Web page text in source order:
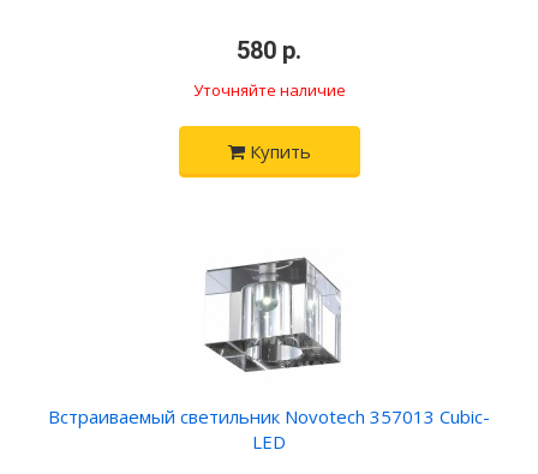
580 р.
Уточняйте наличие
Купить
Встраиваемый светильник Novotech 357013 Cubic-
LED